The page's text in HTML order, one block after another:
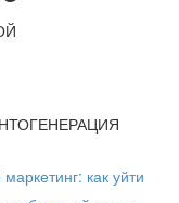
как уйти